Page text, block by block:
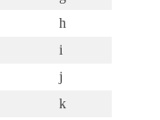
h
i
j
k